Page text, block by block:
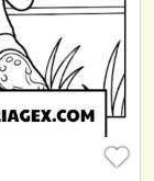
♥